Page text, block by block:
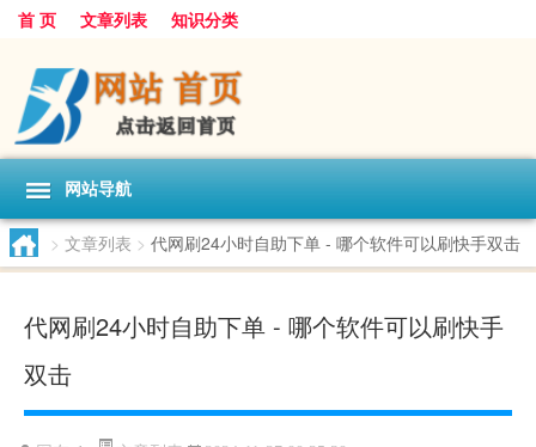
首 页 文章列表 知识分类
网站导航
> 文章列表 > 代网刷24小时自助下单 - 哪个软件可以刷快手双击
代网刷24小时自助下单 - 哪个软件可以刷快手
双击